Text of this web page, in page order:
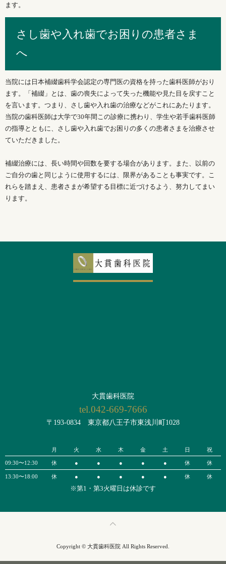
ます。
さし歯や入れ歯でお困りの患者さま
へ
当院には日本補綴歯科学会認定の専門医の資格を持った歯科医師がおり
ます。「補綴」とは、歯の喪失によって失った機能や見た目を戻すこと
を言います。つまり、さし歯や入れ歯の治療などがこれにあたります。
当院の歯科医師は大学で30年間この診療に携わり、学生や若手歯科医師
の指導とともに、さし歯や入れ歯でお困りの多くの患者さまを治療させ
ていただきました。
補綴治療には、長い時間や回数を要する場合があります。また、以前の
ご自分の歯と同じように使用するには、限界があることも事実です。こ
れらを踏まえ、患者さまが希望する目標に近づけるよう、努力してまい
ります。
大貫歯科医院
tel.042-669-7666
〒193-0834 東京都八王子市東浅川町1028
月 火 水 木 金 土 日 祝
09:30〜12:30 休 ● ● ● ● ● 休 休
13:30〜18:00 休 ● ● ● ● ● 休 休
※第1・第3火曜日は休診です
Copyright © 大貫歯科医院 All Rights Reserved.